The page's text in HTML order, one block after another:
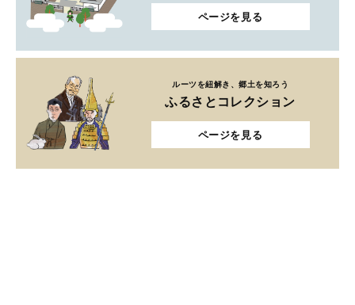
ページを見る
ルーツを紐解き、郷土を知ろう
ふるさとコレクション
ページを見る